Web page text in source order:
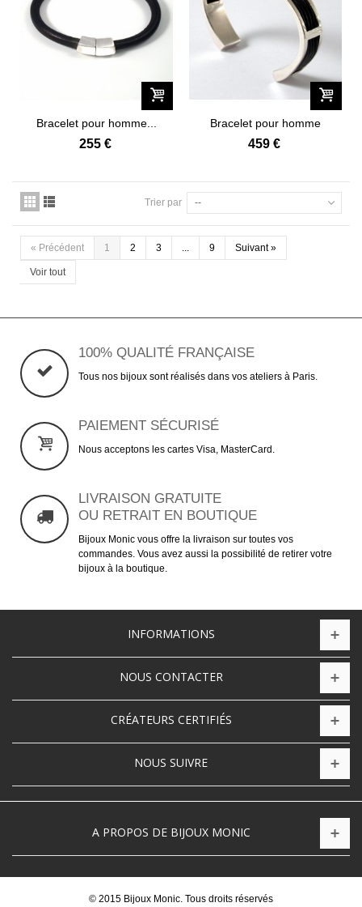
Bracelet pour homme...
255 €
Bracelet pour homme
Epure "045"
459 €
Trier par --
« Précédent 1 2 3 ... 9 Suivant»
Voir tout
100% QUALITÉ FRANÇAISE
Tous nos bijoux sont réalisés dans vos ateliers à Paris.
PAIEMENT SÉCURISÉ
Nous acceptons les cartes Visa, MasterCard.
LIVRAISON GRATUITE
OU RETRAIT EN BOUTIQUE
Bijoux Monic vous offre la livraison sur toutes vos
commandes. Vous avez aussi la possibilité de retirer votre
bijoux à la boutique.
INFORMATIONS
NOUS CONTACTER
CRÉATEURS CERTIFIÉS
NOUS SUIVRE
A PROPOS DE BIJOUX MONIC
© 2015 Bijoux Monic. Tous droits réservés